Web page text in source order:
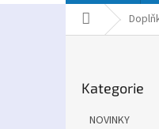
Domů
kategorie
Kategorie
NOVINKY